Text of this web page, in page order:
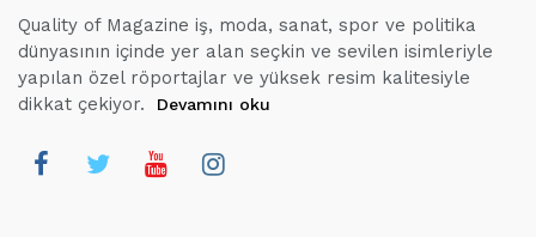
Quality of Magazine iş, moda, sanat, spor ve politika
dünyasının içinde yer alan seçkin ve sevilen isimleriyle
yapılan özel röportajlar ve yüksek resim kalitesiyle
dikkat çekiyor.
Devamını oku